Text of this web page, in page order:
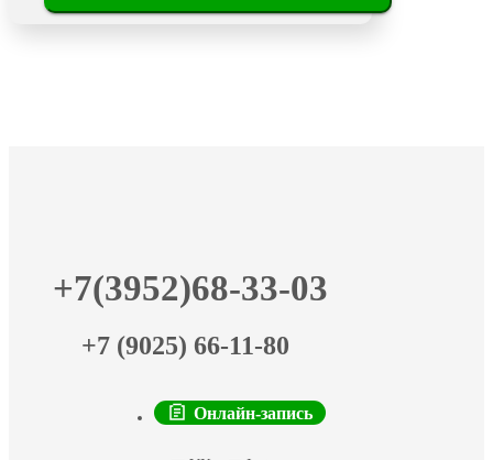
+7(3952)68-33-03
+7 (9025) 66-11-80
Онлайн-запись